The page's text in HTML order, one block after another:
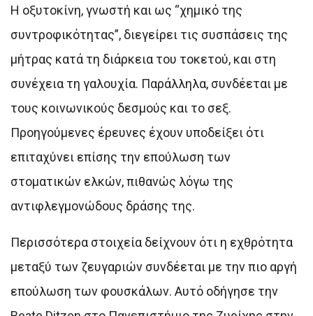
Η οξυτοκίνη, γνωστή και ως “χημικό της
συντροφικότητας”, διεγείρει τις συσπάσεις της
μήτρας κατά τη διάρκεια του τοκετού, και στη
συνέχεια τη γαλουχία. Παράλληλα, συνδέεται με
τους κοινωνικούς δεσμούς και το σεξ.
Προηγούμενες έρευνες έχουν υποδείξει ότι
επιταχύνει επίσης την επούλωση των
στοματικών ελκών, πιθανώς λόγω της
αντιφλεγμονώδους δράσης της.
Περισσότερα στοιχεία δείχνουν ότι η εχθρότητα
μεταξύ των ζευγαριών συνδέεται με την πιο αργή
επούλωση των φουσκάλων. Αυτό οδήγησε την